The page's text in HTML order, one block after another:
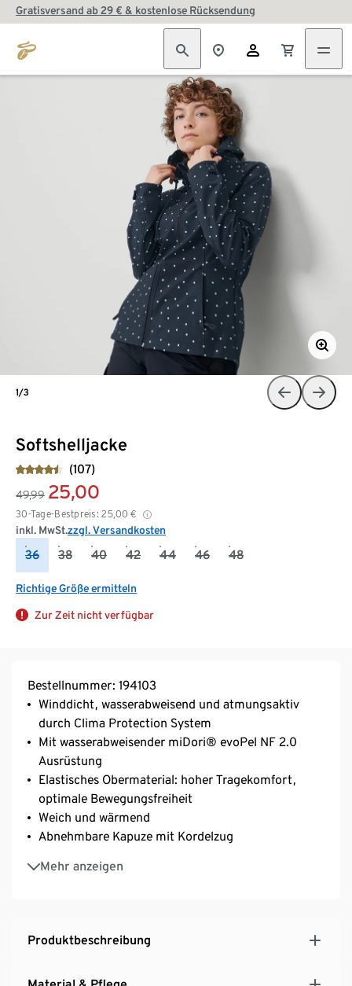
Gratisversand ab 29 € & kostenlose Rücksendung
Softshelljacke
(107)
49,99 25,00
30-Tage-Bestpreis: 25,00 €
inkl. MwSt.zzgl. Versandkosten
36 38 40 42 44 46 48
Richtige Größe ermitteln
Zur Zeit nicht verfügbar
1/3
Bestellnummer: 194103
Winddicht, wasserabweisend und atmungsaktiv
durch Clima Protection System
Mit wasserabweisender miDori® evoPel NF 2.0
Ausrüstung
Elastisches Obermaterial: hoher Tragekomfort,
optimale Bewegungsfreiheit
Weich und wärmend
Abnehmbare Kapuze mit Kordelzug
Mehr anzeigen
Taillierter Schnitt – mit elastischem Einsatz auf der
Leicht verlängerte Rückenpartie
Produktbeschreibung